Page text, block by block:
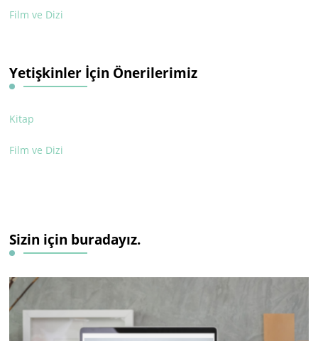
Film ve Dizi
Yetişkinler İçin Önerilerimiz
Kitap
Film ve Dizi
Sizin için buradayız.